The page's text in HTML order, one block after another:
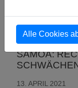
23. APRIL 2021 -
MELDUNGEN |
SAMOA:
13. APRIL 2021
Alle Cookies